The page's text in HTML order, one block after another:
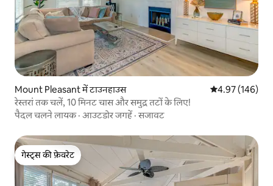
Mount Pleasant में टाउनहाउस औसत रेटिंग 5 में से
4.97 (146)
रेस्तरां तक चलें, 10 मिनट चास और समुद्र तटों के लिए!
पैदल चलने लायक· आउटडोर जगहें ·सजावट
गेस्ट्स की फ़ेवरेट
गेस्ट्स की फ़ेवरेट